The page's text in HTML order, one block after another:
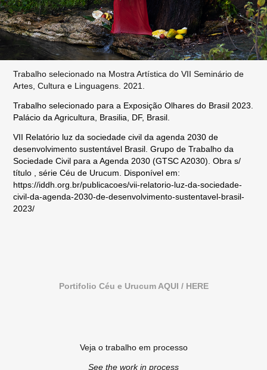
Trabalho selecionado na Mostra Artística do VII Seminário de
Artes, Cultura e Linguagens. 2021.
Trabalho selecionado para a Exposição Olhares do Brasil 2023.
Palácio da Agricultura, Brasilia, DF, Brasil.
VII Relatório luz da sociedade civil da agenda 2030 de
desenvolvimento sustentável Brasil. Grupo de Trabalho da
Sociedade Civil para a Agenda 2030 (GTSC A2030). Obra s/
título , série Céu de Urucum. Disponível em:
https://iddh.org.br/publicacoes/vii-relatorio-luz-da-sociedade-
civil-da-agenda-2030-de-desenvolvimento-sustentavel-brasil-
2023/
Portifolio Céu e Urucum AQUI / HERE
Veja o trabalho em processo
See the work in process